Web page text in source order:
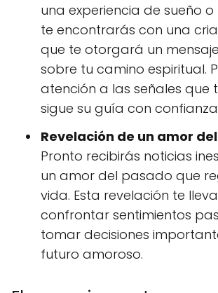
una experiencia de sueño
te encontrarás con una
que te otorgará un
sobre tu camino espiritual.
atención a las señales que
sigue su guía con
Revelación de un amor
Pronto recibirás noticias
un amor del pasado que
vida. Esta revelación te
confrontar sentimientos
tomar decisiones
futuro amoroso.